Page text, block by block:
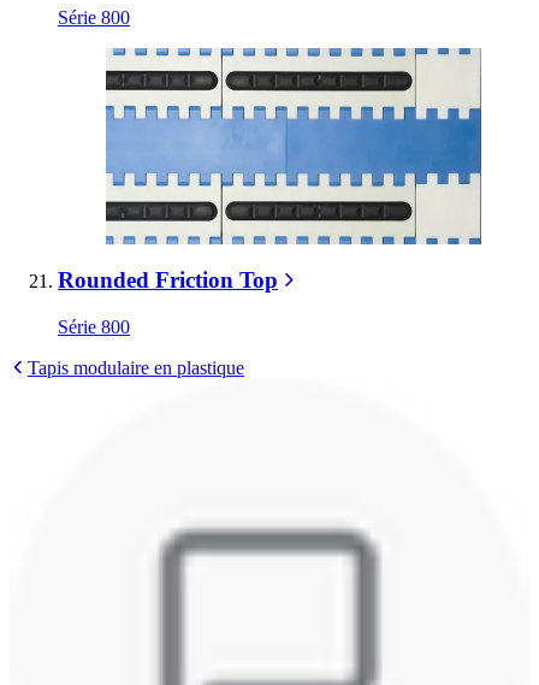
Série 800
Rounded Friction Top
Série 800
Tapis modulaire en plastique